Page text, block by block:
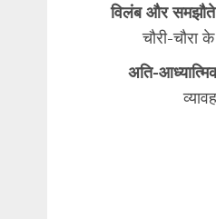
विलंब और समझौते
चौरी-चौरा
अति-